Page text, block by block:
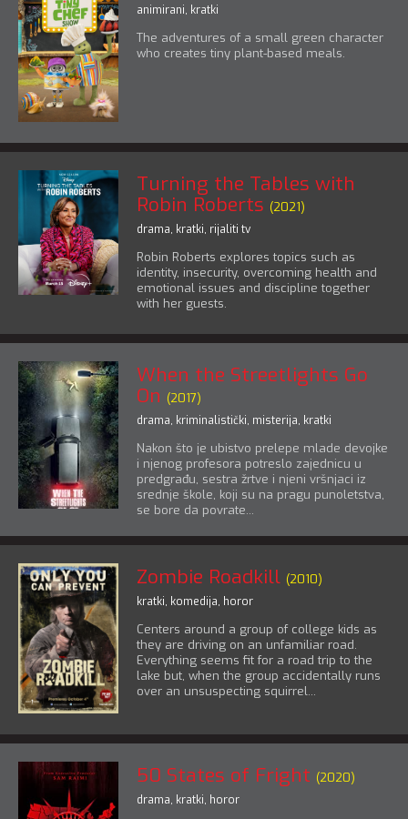
animirani, kratki
The adventures of a small green character
who creates tiny plant-based meals.
Turning the Tables with
Robin Roberts (2021)
drama, kratki, rijaliti tv
Robin Roberts explores topics such as
identity, insecurity, overcoming health and
emotional issues and discipline together
with her guests.
When the Streetlights Go
On (2017)
drama, kriminalistički, misterija, kratki
Nakon što je ubistvo prelepe mlade devojke
i njenog profesora potreslo zajednicu u
predgrađu, sestra žrtve i njeni vršnjaci iz
srednje škole, koji su na pragu punoletstva,
se bore da povrate...
Zombie Roadkill (2010)
kratki, komedija, horor
Centers around a group of college kids as
they are driving on an unfamiliar road.
Everything seems fit for a road trip to the
lake but, when the group accidentally runs
over an unsuspecting squirrel...
50 States of Fright (2020)
drama, kratki, horor